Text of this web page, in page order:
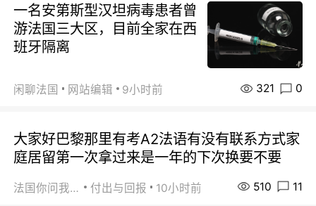
一名安第斯型汉坦病毒患者曾
游法国三大区，目前全家在西
班牙隔离
闲聊法国 网站编辑 9小时前 321 0
大家好巴黎那里有考A2法语有没有联系方式家
庭居留第一次拿过来是一年的下次换要不要
法国你问我答 付出与回报 10小时前 510 11